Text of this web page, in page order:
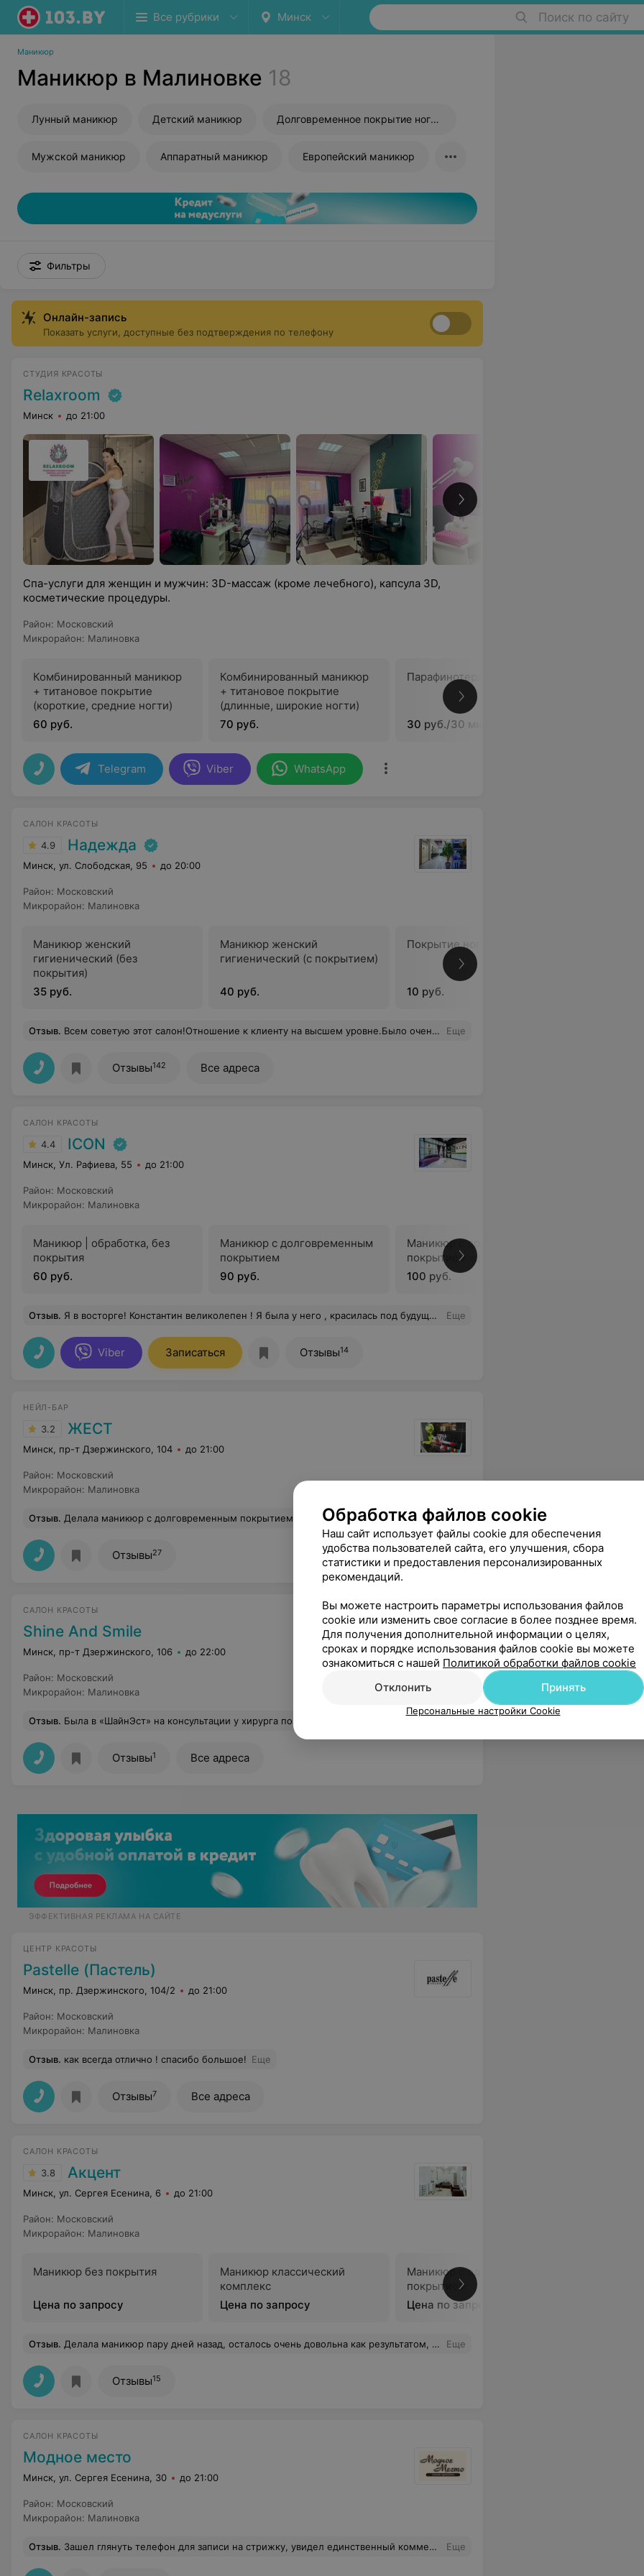
Все рубрики Минск Поиск по сайту
Маникюр
Маникюр в Малиновке 18
Лунный маникюр Детский маникюр Долговременное покрытие ногтей
Мужской маникюр Аппаратный маникюр Европейский маникюр
Фильтры
Онлайн-запись
Показать услуги, доступные без подтверждения по телефону
СТУДИЯ КРАСОТЫ
Relaxroom
Минск до 21:00
Спа-услуги для женщин и мужчин: 3D-массаж (кроме лечебного), капсула 3D,
косметические процедуры.
Район: Московский
Микрорайон: Малиновка
Комбинированный маникюр
+ титановое покрытие
(короткие, средние ногти)
60 руб.
Комбинированный маникюр
+ титановое покрытие
(длинные, широкие ногти)
70 руб.
Парафинотерапия для рук
30 руб./30 мин.
Telegram Viber WhatsApp
САЛОН КРАСОТЫ
4.9 Надежда
Минск, ул. Слободская, 95 до 20:00
Район: Московский
Микрорайон: Малиновка
Маникюр женский
гигиенический (без
покрытия)
35 руб.
Маникюр женский
гигиенический (с покрытием)
40 руб.
Покрытие ногтей лаком
10 руб.
Отзыв. Всем советую этот салон!Отношение к клиенту на высшем уровне.Было очень приятно от внимания персонала. Не в каждом салоне такое встретишь.Большое спасибо мастеру по маникюру/педикюру Марине за качественно оказанную услугу!Буду советовать всем! Еще
Отзывы142 Все адреса
САЛОН КРАСОТЫ
4.4 ICON
Минск, Ул. Рафиева, 55 до 21:00
Район: Московский
Микрорайон: Малиновка
Маникюр | обработка, без
покрытия
60 руб.
Маникюр с долговременным
покрытием
90 руб.
Маникюр с долговременным
покрытием «френч»
100 руб.
Отзыв. Я в восторге! Константин великолепен ! Я была у него , красилась под будущее наращивание, а после нарастила волосы. Тон в тон и такой цвет шикарный Спасибо огромное ))) Еще
Viber Записаться Отзывы14
НЕЙЛ-БАР
3.2 ЖЕСТ
Минск, пр-т Дзержинского, 104 до 21:00
Район: Московский
Микрорайон: Малиновка
Отзыв. Делала маникюр с долговременным покрытием без укрепления, но со снятием старого покрытия. На стене висит прайс - маникюр 8 рублей, долговременное покрытие - 15 рублей. После окончания работы мастер выставила счёт в 34 рубля. 11 рублей добавили за снятие чужого старого покрытия. Спорить не стала-оплатила, но была неприятно удивлена. Считаю, что в прайсе на стене это должно быть отражено. Работой мастера довольна: быстро и аккуратно. Посмотрим как будет носится. Еще
Отзывы27
САЛОН КРАСОТЫ
Shine And Smile
Минск, пр-т Дзержинского, 106 до 22:00
Район: Московский
Микрорайон: Малиновка
Отзыв. Была в «ШайнЭст» на консультации у хирурга по поводу коррекции рубца и не пожалела о выборе медицинского центра. Врач внимательно осмотрел, задал уточняющие вопросы (Откуда появился рубец? Как давно? Делала ли что-нибудь, чтобы его скорректировать?). Подробно объяснил, какие сейчас существуют методы коррекции, какие из них подходят для меня. Отвечал на все вопросы спокойно и дружелюбно, даже когда переспрашивала несколько раз. Видно, что специалист опытный и неравнодушный, умеет работать с людьми. Я получила четкие и понятные рекомендации. Спасибо!
Отзывы1 Все адреса
ЭФФЕКТИВНАЯ РЕКЛАМА НА САЙТЕ
ЦЕНТР КРАСОТЫ
Pastelle (Пастель)
Минск, пр. Дзержинского, 104/2 до 21:00
Район: Московский
Микрорайон: Малиновка
Отзыв. как всегда отлично ! спасибо большое! Еще
Отзывы7 Все адреса
САЛОН КРАСОТЫ
3.8 Акцент
Минск, ул. Сергея Есенина, 6 до 21:00
Район: Московский
Микрорайон: Малиновка
Маникюр без покрытия
Цена по запросу
Маникюр классический
комплекс
Цена по запросу
Маникюр с однофазным
покрытием
Цена по запросу
Отзыв. Делала маникюр пару дней назад, осталось очень довольна как результатом, так и мастером. Уже после оплаты администратор и сам мастер помогли одеть пальто и сами его застегнули что бы не испортился маникюр. Таким отношением к клиентам была приятно удивлена. Еще
Отзывы15
САЛОН КРАСОТЫ
Модное место
Минск, ул. Сергея Есенина, 30 до 21:00
Район: Московский
Микрорайон: Малиновка
Отзыв. Зашел глянуть телефон для записи на стрижку, увидел единственный комментарий, тем более негативный. Внесу и свою лепту. Стригусь в 3-й раз у одного парикмахера, доволен полностью. Стоимость мужской стрижки ровно такая же, как и в подъездных забегаловках. Зато всегда улыбнуться и создадут хорошее настроение. Качество стрижки на прямую зависит от мастера, и если комментатору выше Марии не понравилась ее работа, то заведение в целом от этого хуже не стало. Меня их работа полностью устраивает. Рекомендую! Еще
Обработка файлов cookie
Наш сайт использует файлы cookie для обеспечения
удобства пользователей сайта, его улучшения, сбора
статистики и предоставления персонализированных
рекомендаций.
Вы можете настроить параметры использования файлов
cookie или изменить свое согласие в более позднее время.
Для получения дополнительной информации о целях,
сроках и порядке использования файлов cookie вы можете
ознакомиться с нашей Политикой обработки файлов cookie
Отклонить
Принять
Персональные настройки Cookie